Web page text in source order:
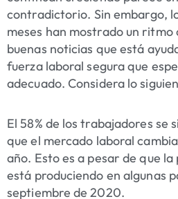
contradictorio. Sin embargo,
meses han mostrado un ritmo
buenas noticias que está
fuerza laboral segura que
adecuado. Considera lo
El 58% de los trabajadores se
que el mercado laboral
año. Esto es a pesar de que la
está produciendo en algunas
septiembre de 2020.